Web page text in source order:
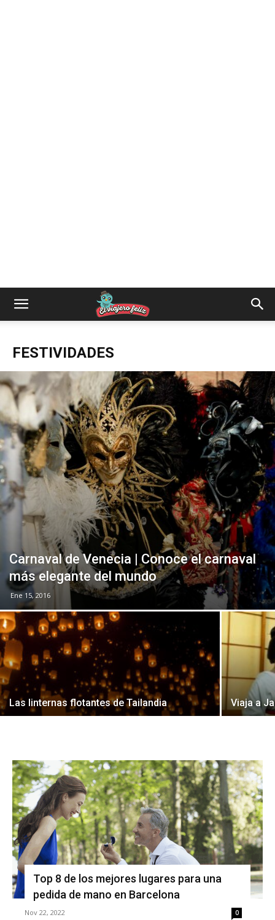
FESTIVIDADES
Carnaval de Venecia | Conoce el carnaval
más elegante del mundo
Ene 15, 2016
Las linternas flotantes de Tailandia Viaja a
Top 8 de los mejores lugares para una
pedida de mano en Barcelona
Nov 22, 2022 0